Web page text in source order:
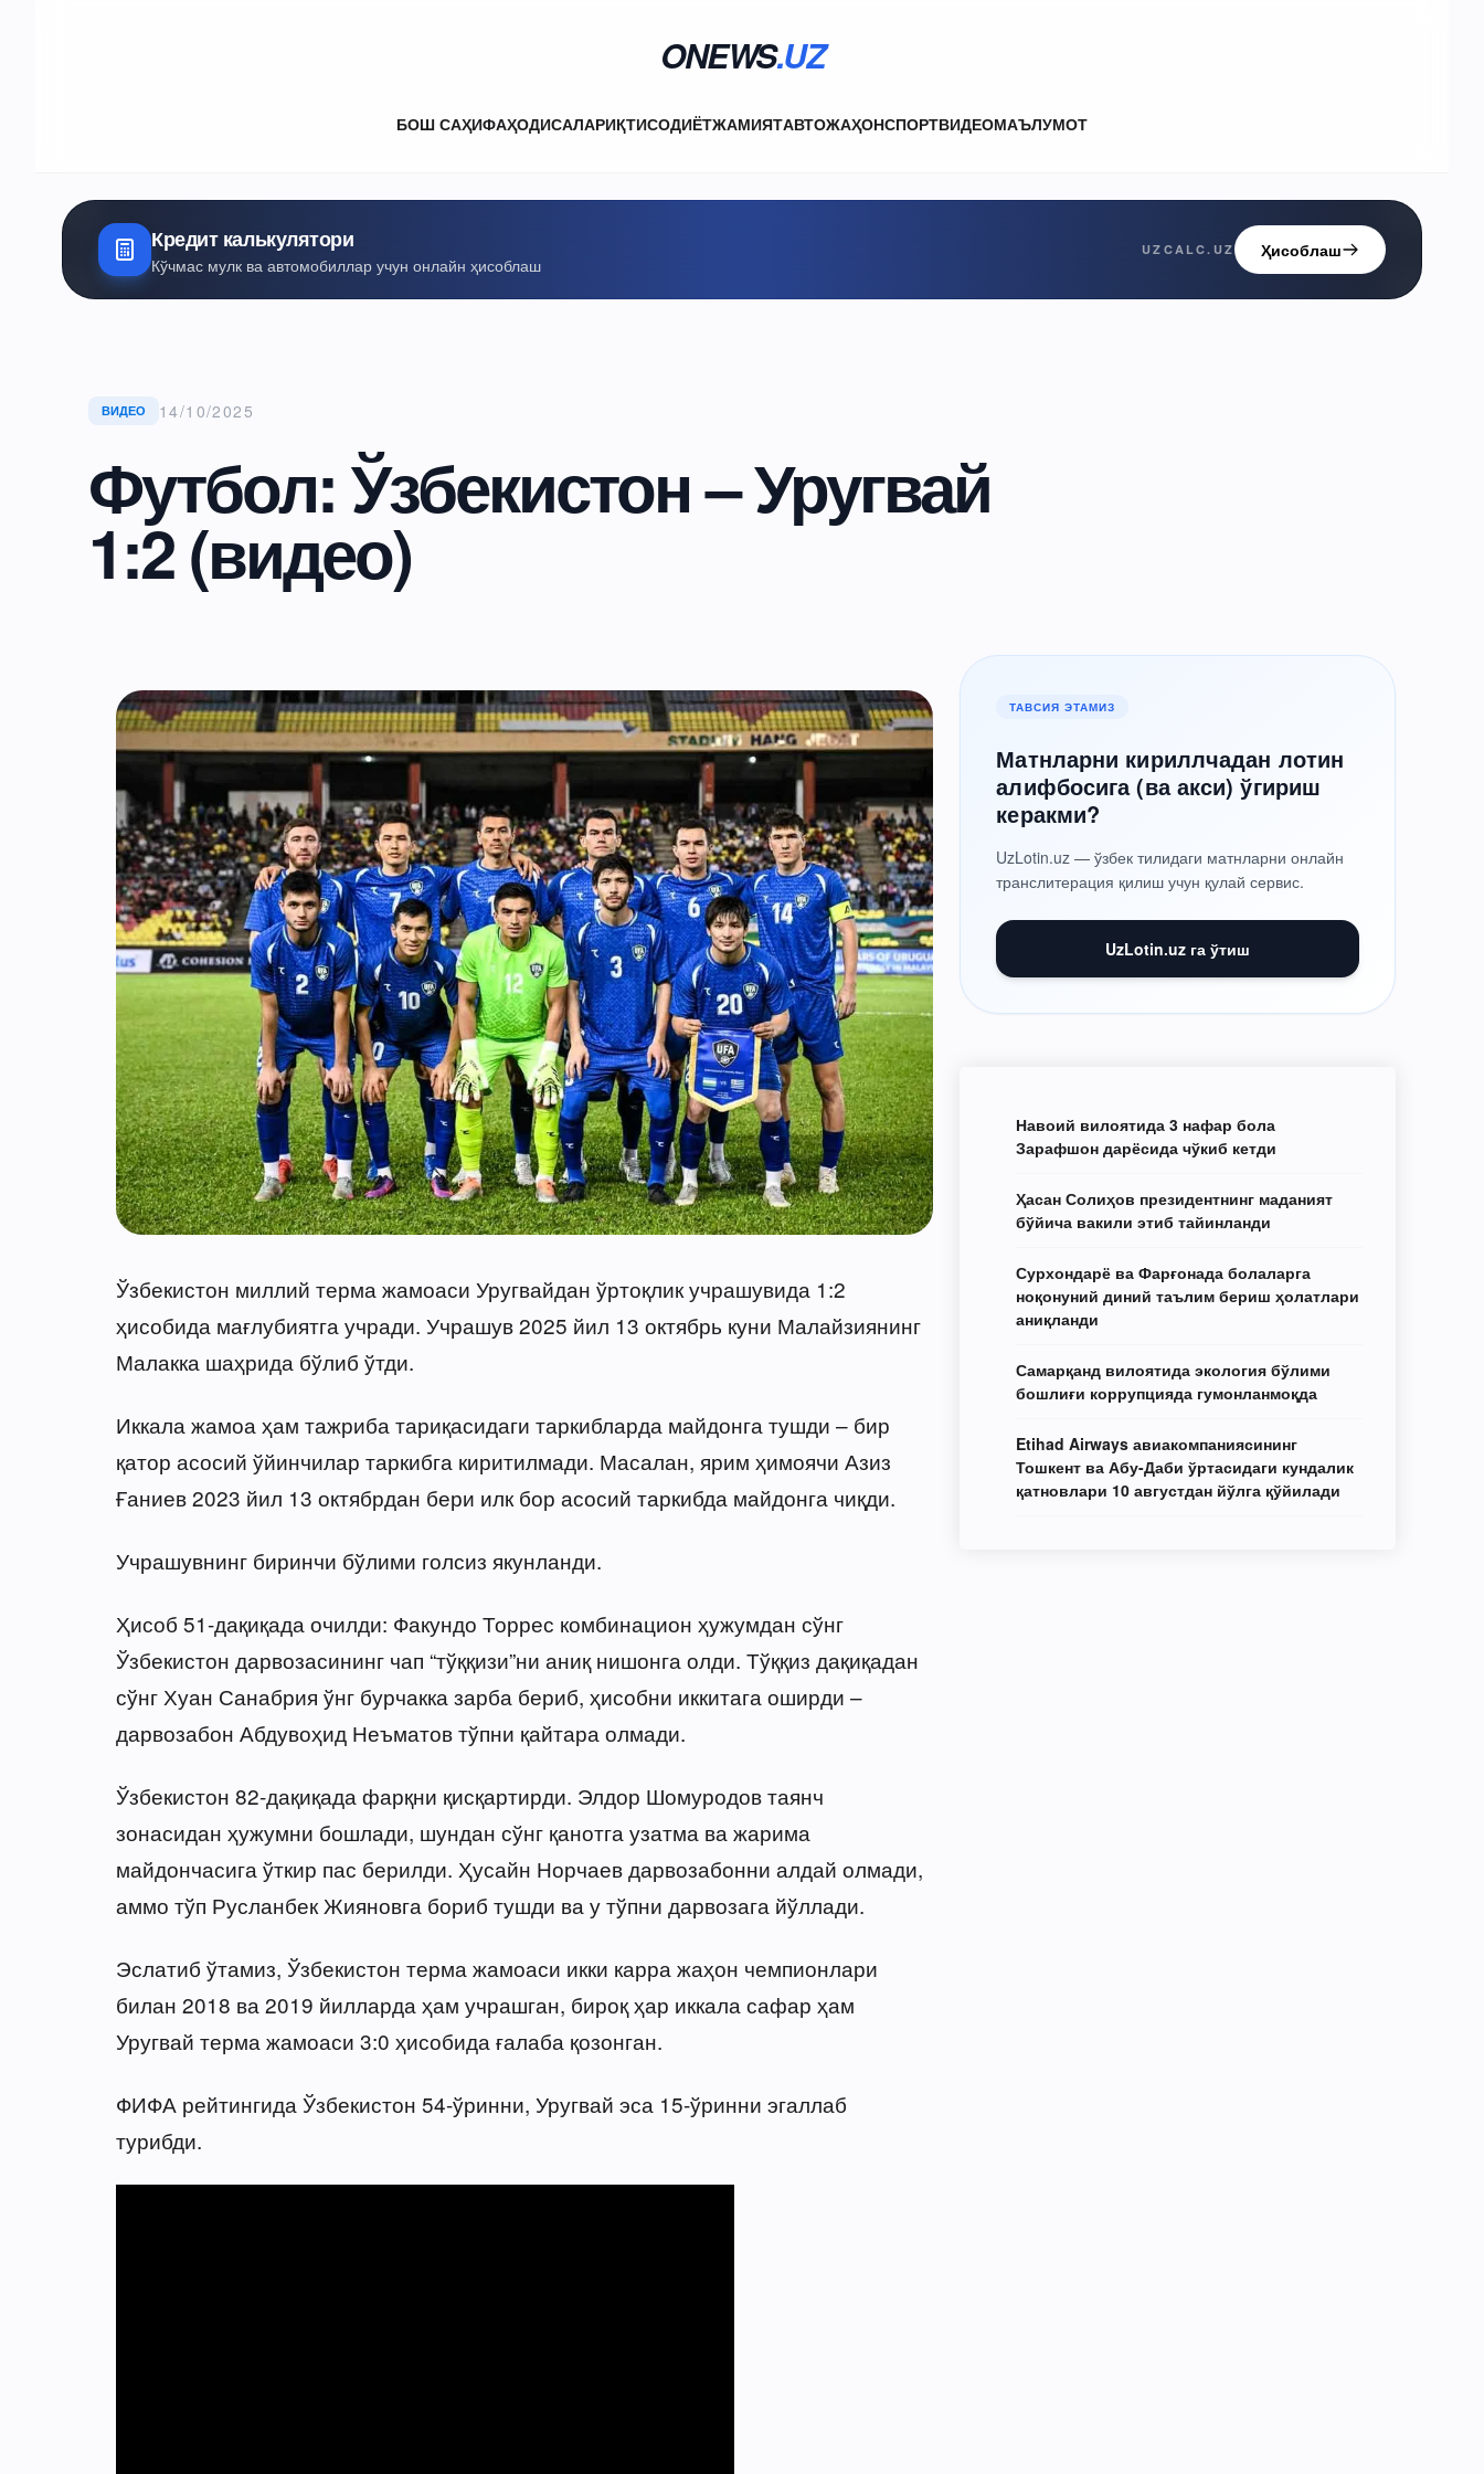
ONEWS.UZ
БОШ САҲИФАҲОДИСАЛАРИҚТИСОДИЁТЖАМИЯТАВТОЖАҲОНСПОРТВИДЕОМАЪЛУМОТ
Кредит калькулятори
Кўчмас мулк ва автомобиллар учун онлайн ҳисоблаш
UZCALC.UZ Ҳисоблаш
ВИДЕО 14/10/2025
Футбол: Ўзбекистон – Уругвай
1:2 (видео)
Ўзбекистон миллий терма жамоаси Уругвайдан ўртоқлик учрашувида 1:2
ҳисобида мағлубиятга учради. Учрашув 2025 йил 13 октябрь куни Малайзиянинг
Малакка шаҳрида бўлиб ўтди.
Иккала жамоа ҳам тажриба тариқасидаги таркибларда майдонга тушди – бир
қатор асосий ўйинчилар таркибга киритилмади. Масалан, ярим ҳимоячи Азиз
Ғаниев 2023 йил 13 октябрдан бери илк бор асосий таркибда майдонга чиқди.
Учрашувнинг биринчи бўлими голсиз якунланди.
Ҳисоб 51-дақиқада очилди: Факундо Торрес комбинацион ҳужумдан сўнг
Ўзбекистон дарвозасининг чап “тўққизи”ни аниқ нишонга олди. Тўққиз дақиқадан
сўнг Хуан Санабрия ўнг бурчакка зарба бериб, ҳисобни иккитага оширди –
дарвозабон Абдувоҳид Неъматов тўпни қайтара олмади.
Ўзбекистон 82-дақиқада фарқни қисқартирди. Элдор Шомуродов таянч
зонасидан ҳужумни бошлади, шундан сўнг қанотга узатма ва жарима
майдончасига ўткир пас берилди. Ҳусайн Норчаев дарвозабонни алдай олмади,
аммо тўп Русланбек Жияновга бориб тушди ва у тўпни дарвозага йўллади.
Эслатиб ўтамиз, Ўзбекистон терма жамоаси икки карра жаҳон чемпионлари
билан 2018 ва 2019 йилларда ҳам учрашган, бироқ ҳар иккала сафар ҳам
Уругвай терма жамоаси 3:0 ҳисобида ғалаба қозонган.
ФИФА рейтингида Ўзбекистон 54-ўринни, Уругвай эса 15-ўринни эгаллаб
турибди.
ТАВСИЯ ЭТАМИЗ
Матнларни кириллчадан лотин
алифбосига (ва акси) ўгириш
керакми?
UzLotin.uz — ўзбек тилидаги матнларни онлайн
транслитерация қилиш учун қулай сервис.
UzLotin.uz га ўтиш
Навоий вилоятида 3 нафар бола
Зарафшон дарёсида чўкиб кетди
Ҳасан Солиҳов президентнинг маданият
бўйича вакили этиб тайинланди
Сурхондарё ва Фарғонада болаларга
ноқонуний диний таълим бериш ҳолатлари
аниқланди
Самарқанд вилоятида экология бўлими
бошлиғи коррупцияда гумонланмоқда
Etihad Airways авиакомпаниясининг
Тошкент ва Абу-Даби ўртасидаги кундалик
қатновлари 10 августдан йўлга қўйилади